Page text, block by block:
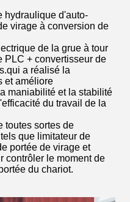
hydraulique d'auto-
virage à conversion de
de la grue à tour
PLC + convertisseur de
a réalisé la
et améliore
maniabilité et la stabilité
du travail de la
toutes sortes de
que limitateur de
portée de virage et
contrôler le moment de
du chariot.